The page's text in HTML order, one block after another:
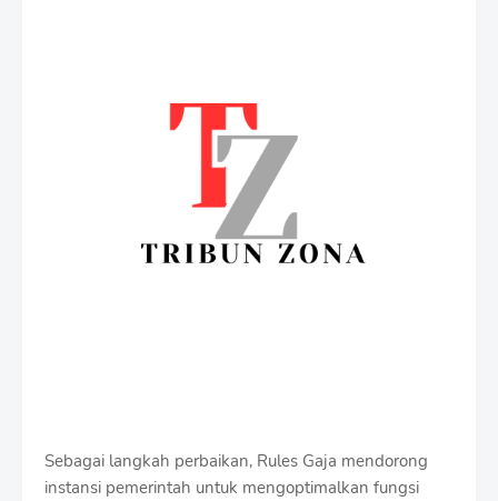
Sebagai langkah perbaikan, Rules Gaja mendorong
instansi pemerintah untuk mengoptimalkan fungsi